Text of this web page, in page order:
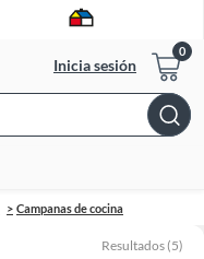
Inicia sesión
Campanas de cocina
Resultados (5)